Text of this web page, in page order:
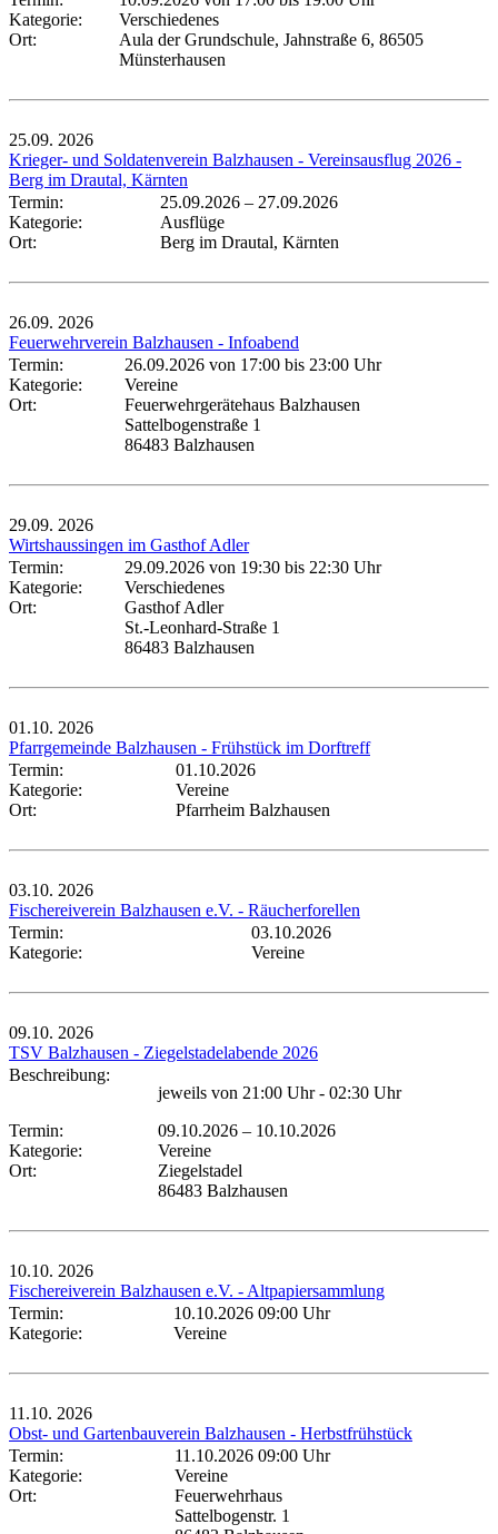
Kategorie:
Verschiedenes
Ort:
Aula der Grundschule, Jahnstraße 6, 86505
Münsterhausen
25.09. 2026
Krieger- und Soldatenverein Balzhausen - Vereinsausflug 2026 -
Berg im Drautal, Kärnten
Termin:
25.09.2026 – 27.09.2026
Kategorie:
Ausflüge
Ort:
Berg im Drautal, Kärnten
26.09. 2026
Feuerwehrverein Balzhausen - Infoabend
Termin:
26.09.2026 von 17:00 bis 23:00 Uhr
Kategorie:
Vereine
Ort:
Feuerwehrgerätehaus Balzhausen
Sattelbogenstraße 1
86483 Balzhausen
29.09. 2026
Wirtshaussingen im Gasthof Adler
Termin:
29.09.2026 von 19:30 bis 22:30 Uhr
Kategorie:
Verschiedenes
Ort:
Gasthof Adler
St.-Leonhard-Straße 1
86483 Balzhausen
01.10. 2026
Pfarrgemeinde Balzhausen - Frühstück im Dorftreff
Termin:
01.10.2026
Kategorie:
Vereine
Ort:
Pfarrheim Balzhausen
03.10. 2026
Fischereiverein Balzhausen e.V. - Räucherforellen
Termin:
03.10.2026
Kategorie:
Vereine
09.10. 2026
TSV Balzhausen - Ziegelstadelabende 2026
Beschreibung:
jeweils von 21:00 Uhr - 02:30 Uhr
Termin:
09.10.2026 – 10.10.2026
Kategorie:
Vereine
Ort:
Ziegelstadel
86483 Balzhausen
10.10. 2026
Fischereiverein Balzhausen e.V. - Altpapiersammlung
Termin:
10.10.2026 09:00 Uhr
Kategorie:
Vereine
11.10. 2026
Obst- und Gartenbauverein Balzhausen - Herbstfrühstück
Termin:
11.10.2026 09:00 Uhr
Kategorie:
Vereine
Ort:
Feuerwehrhaus
Sattelbogenstr. 1